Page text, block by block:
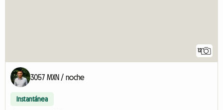
12
3057 MXN / noche
Instantánea